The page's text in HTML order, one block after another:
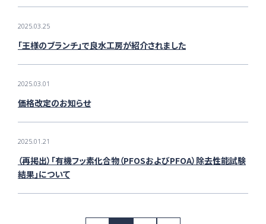
2025.03.25
「王様のブランチ」で良水工房が紹介されました
2025.03.01
価格改定のお知らせ
2025.01.21
（再掲出）「有機フッ素化合物（PFOSおよびPFOA）除去性能試験
結果」について